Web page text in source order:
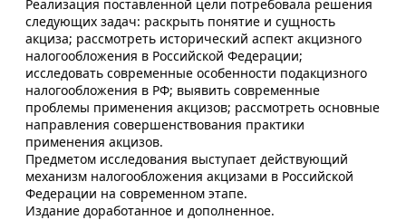
Реализация поставленной цели потребовала решения
следующих задач: раскрыть понятие и сущность
акциза; рассмотреть исторический аспект акцизного
налогообложения в Российской Федерации;
исследовать современные особенности подакцизного
налогообложения в РФ; выявить современные
проблемы применения акцизов; рассмотреть основные
направления совершенствования практики
применения акцизов.
Предметом исследования выступает действующий
механизм налогообложения акцизами в Российской
Федерации на современном этапе.
Издание доработанное и дополненное.